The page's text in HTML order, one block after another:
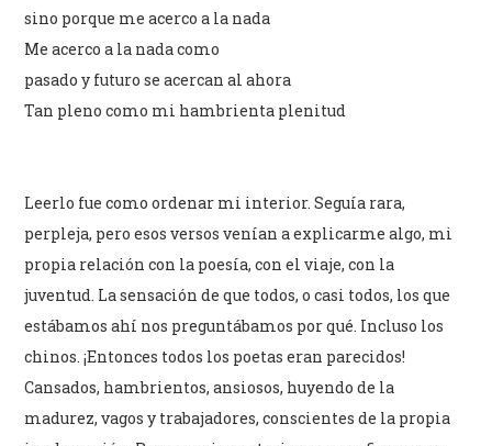
sino porque me acerco a la nada
Me acerco a la nada como
pasado y futuro se acercan al ahora
Tan pleno como mi hambrienta plenitud
Leerlo fue como ordenar mi interior. Seguía rara,
perpleja, pero esos versos venían a explicarme algo, mi
propia relación con la poesía, con el viaje, con la
juventud. La sensación de que todos, o casi todos, los que
estábamos ahí nos preguntábamos por qué. Incluso los
chinos. ¡Entonces todos los poetas eran parecidos!
Cansados, hambrientos, ansiosos, huyendo de la
madurez, vagos y trabajadores, conscientes de la propia